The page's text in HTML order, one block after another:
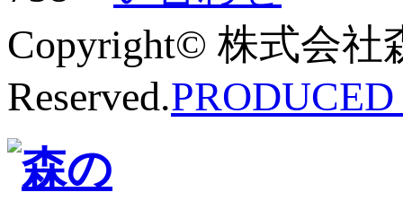
Copyright© 株式会社
Reserved.